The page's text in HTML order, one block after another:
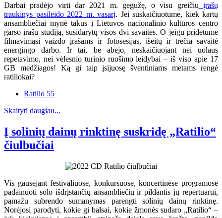
Darbai pradėjo virti dar 2021 m. gegužę, o visu greičiu įrašų
traukinys pasileido 2022 m. vasarį. Jei suskaičiuotume, kiek kartų
ansambliečiai mynė takus į Lietuvos nacionalinio kultūros centro
garso įrašų studiją, susidarytų visos dvi savaitės. O jeigu pridėtume
filmavimąsi vaizdo įrašams ir fotosesijas, išeitų ir trečia savaitė
energingo darbo. Ir tai, be abejo, neskaičiuojant nei uolaus
repetavimo, nei vėlesnio turinio ruošimo leidybai – iš viso apie 17
GB medžiagos! Ką gi taip įsijuosę šventiniams metams rengė
ratiliokai?
Ratilio 55
Skaityti daugiau...
Į solinių dainų rinktinę suskridę „Ratilio“
čiulbučiai
Vis gausėjant festivaliuose, konkursuose, koncertinėse programose
padainuoti solo išdrįstančių ansambliečių ir pildantis jų repertuarui,
pamažu subrendo sumanymas parengti solinių dainų rinktinę.
Norėjosi parodyti, kokie gi balsai, kokie žmonės sudaro „Ratilio“ –